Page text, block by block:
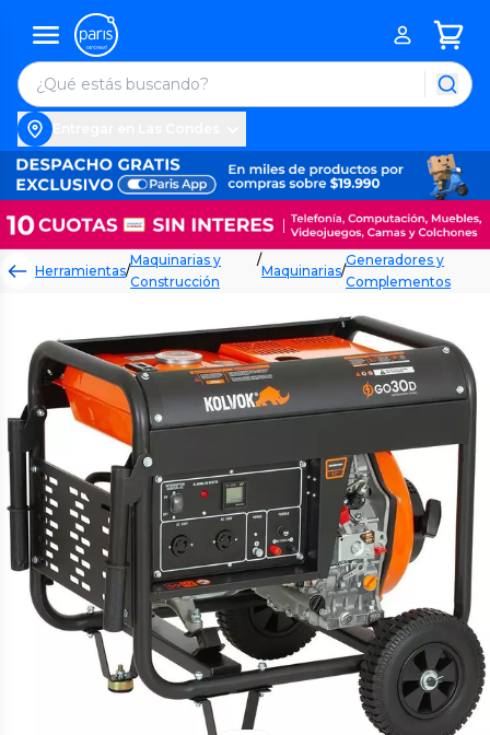
Herramientas/
Maquinarias y
Construcción
/
Maquinarias/
Generadores y
Complementos